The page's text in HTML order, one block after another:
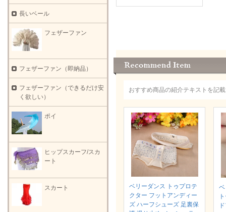
おすすめ商品の紹介テキストを記
ベリーダンス トゥプロテ
クター フットアンディー
ズ ハーフシューズ 足裏保
長いベール
フェザーファン
フェザーファン（即納品）
フェザーファン（できるだけ安
く欲しい）
ポイ
ヒップスカーフ/スカ
ート
スカート